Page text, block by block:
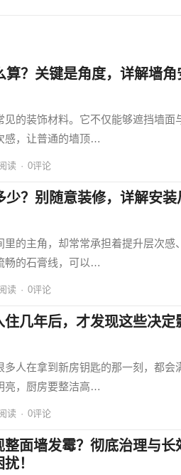
算？关键是角度，详解墙角
的装饰材料。它不仅能够遮挡墙面
感，让普通的墙顶…
读 · 0评论
？别随意装修，详解安装
的主角，却常常承担着提升层次感
畅的石膏线，可以…
读 · 0评论
几年后，才发现这些决定
人在拿到新房钥匙的那一刻，都会
亮，厨房要整洁高…
读 · 0评论
面墙发霉？彻底治理与长
！